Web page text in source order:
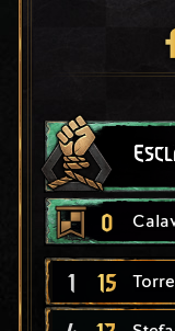
0
1 15